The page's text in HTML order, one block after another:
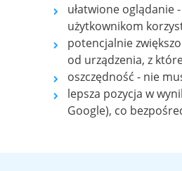
ułatwione oglądanie
użytkownikom
potencjalnie
od urządzenia, z
oszczędność - nie
lepsza pozycja w
Google), co